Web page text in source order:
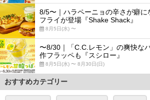
8/5〜｜ハラペーニョの辛さが癖に
フライが登場『Shake Shack』
8月5日(水) 〜
〜8/30｜「C.C.レモン」の爽快な
作フラッペも『スシロー』
8月5日(水) 〜 8月30日(日)
おすすめカテゴリー